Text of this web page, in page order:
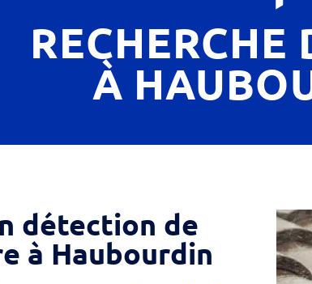
RECHERCHE
À
détection de
à Haubourdin